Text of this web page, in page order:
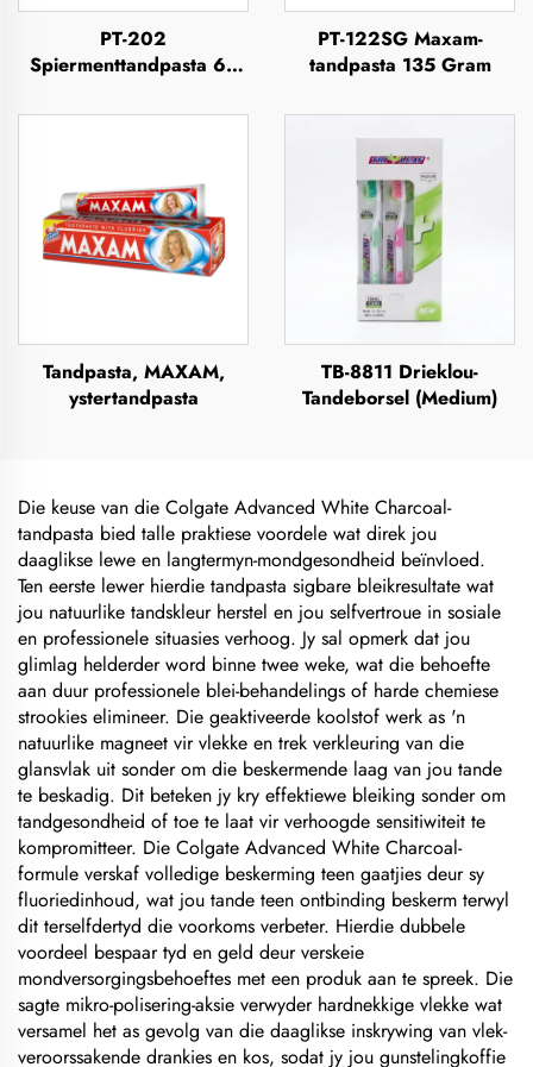
PT-202
Spiermenttandpasta 63
PT-122SG Maxam-
tandpasta 135 Gram
Tandpasta, MAXAM,
ystertandpasta
TB-8811 Drieklou-
Tandeborsel (Medium)
Die keuse van die Colgate Advanced White Charcoal-
tandpasta bied talle praktiese voordele wat direk jou
daaglikse lewe en langtermyn-mondgesondheid beïnvloed.
Ten eerste lewer hierdie tandpasta sigbare bleikresultate wat
jou natuurlike tandskleur herstel en jou selfvertroue in sosiale
en professionele situasies verhoog. Jy sal opmerk dat jou
glimlag helderder word binne twee weke, wat die behoefte
aan duur professionele blei-behandelings of harde chemiese
strookies elimineer. Die geaktiveerde koolstof werk as 'n
natuurlike magneet vir vlekke en trek verkleuring van die
glansvlak uit sonder om die beskermende laag van jou tande
te beskadig. Dit beteken jy kry effektiewe bleiking sonder om
tandgesondheid of toe te laat vir verhoogde sensitiwiteit te
kompromitteer. Die Colgate Advanced White Charcoal-
formule verskaf volledige beskerming teen gaatjies deur sy
fluoriedinhoud, wat jou tande teen ontbinding beskerm terwyl
dit terselfdertyd die voorkoms verbeter. Hierdie dubbele
voordeel bespaar tyd en geld deur verskeie
mondversorgingsbehoeftes met een produk aan te spreek. Die
sagte mikro-polisering-aksie verwyder hardnekkige vlekke wat
versamel het as gevolg van die daaglikse inskrywing van vlek-
veroorssakende drankies en kos, sodat jy jou gunstelingkoffie